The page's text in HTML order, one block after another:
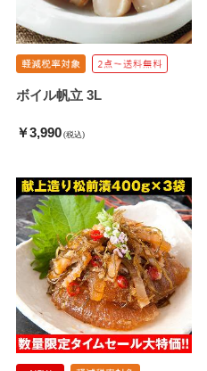
ボイル帆立 3L
￥3,990 (税込)